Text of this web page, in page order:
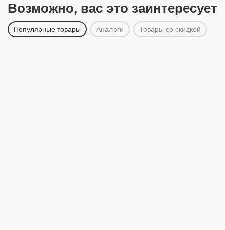
Возможно, вас это заинтересует
Популярные товары Аналоги Товары со скидкой